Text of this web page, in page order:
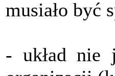
musiało być
- układ nie